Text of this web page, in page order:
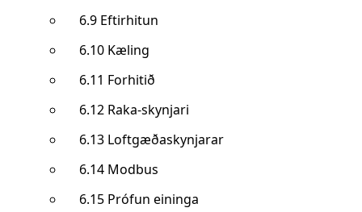
6.9 Eftirhitun
6.10 Kæling
6.11 Forhitið
6.12 Raka-skynjari
6.13 Loftgæðaskynjarar
6.14 Modbus
6.15 Prófun eininga